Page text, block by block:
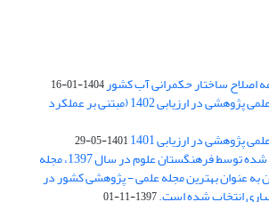
اصلاح ساختار حکمرانی آب کشور1404-01-16
کسب رتبه الف مجلات علمی پژوهشی در ارزیابی 1402 (مبتنی بر عملکرد
پژوهشی در ارزیابی 1401 1401-05-29
بر اساس ارزیابی انجام شده توسط فرهنگستان علوم در سال 1397، مجله
به عنوان بهترین مجله علمی - پژوهشی کشور در
انتخاب شده است.1397-11-01